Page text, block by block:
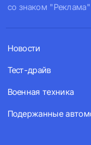
со знаком
Новости
Тест-драйв
Военная техника
Подержанные